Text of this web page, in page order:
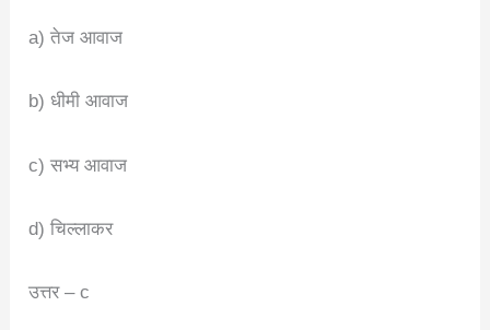
a) तेज आवाज
b) धीमी आवाज
c) सभ्य आवाज
d) चिल्लाकर
उत्तर – c